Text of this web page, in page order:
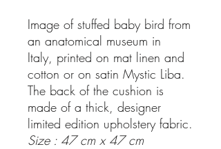
Image of stuffed baby bird from
an anatomical museum in
Italy, printed on mat linen and
cotton or on satin Mystic Liba.
The back of the cushion is
made of a thick, designer
limited edition upholstery fabric.
Size : 47 cm x 47 cm